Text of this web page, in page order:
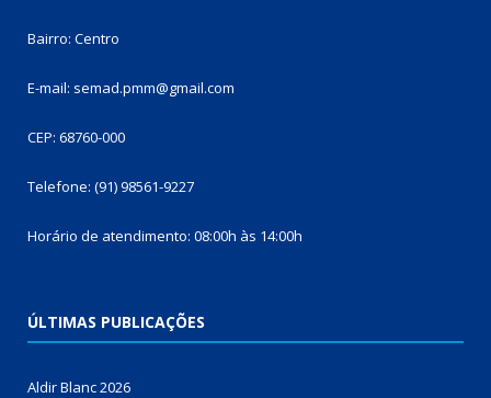
Bairro: Centro
E-mail: semad.pmm@gmail.com
CEP: 68760-000
Telefone: (91) 98561-9227
Horário de atendimento: 08:00h às 14:00h
ÚLTIMAS PUBLICAÇÕES
Aldir Blanc 2026